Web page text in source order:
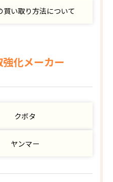
買い取り方法について
強化メーカー
クボタ
ヤンマー